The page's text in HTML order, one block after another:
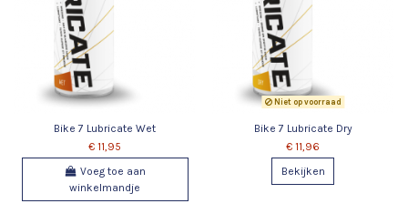
Bike 7 Lubricate Wet
€ 11,95
Voeg toe aan
winkelmandje
Niet op voorraad
Bike 7 Lubricate Dry
€ 11,96
Bekijken